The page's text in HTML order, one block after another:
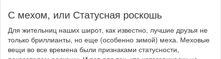
С мехом, или Статусная роскошь
Для жительниц наших широт, как известно, лучшие друзья не
только бриллианты, но еще (особенно зимой) меха. Меховые
вещи во все времена были признаками статусности,